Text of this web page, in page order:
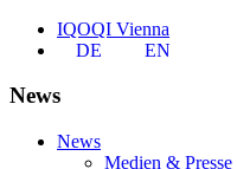
IQOQI Vienna
DE
EN
News
News
Medien & Presse